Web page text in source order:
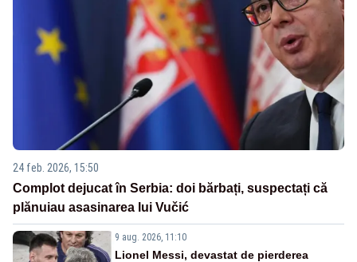
24 feb. 2026, 15:50
Complot dejucat în Serbia: doi bărbați, suspectați că
plănuiau asasinarea lui Vučić
9 aug. 2026, 11:10
Lionel Messi, devastat de pierderea